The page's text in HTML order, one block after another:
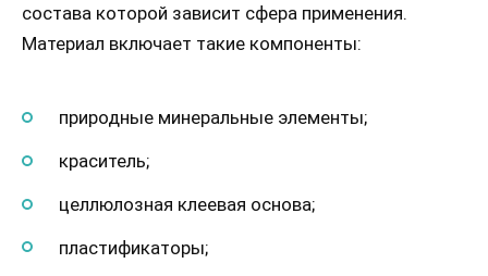
состава которой зависит сфера применения.
Материал включает такие компоненты:
природные минеральные элементы;
краситель;
целлюлозная клеевая основа;
пластификаторы;